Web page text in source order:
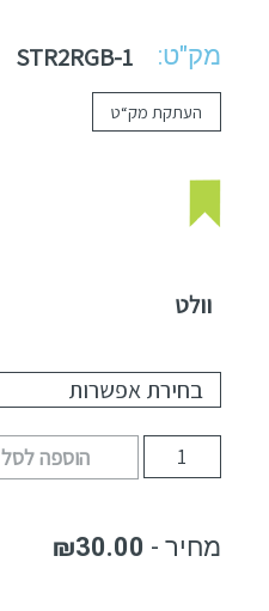
מק"ט: STR2RGB-1
העתקת מק“ט
וולט
הוספה לסל
₪30.00